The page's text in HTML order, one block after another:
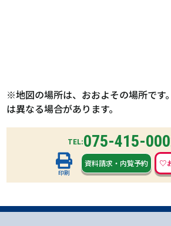
※地図の場所は、おおよその場所です
は異なる場合があります。
TEL:075-415-
印刷
資料請求 ・ 内覧予約